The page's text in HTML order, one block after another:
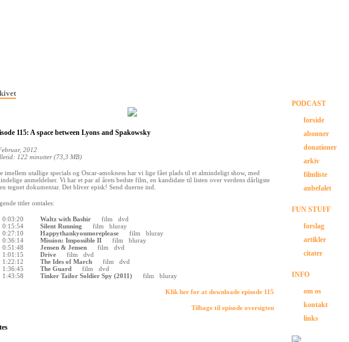
PODCAST
forside
abonner
donationer
arkiv
filmliste
anbefalet
FUN STUFF
forslag
artikler
citater
INFO
om os
kontakt
links
115: A space between Lyons and Spakowsky
2012
122 minutter (73,3 MB)
imellem utallige specials og Oscar-amokness har vi lige fået plads til et almindeligt show, med
anmeldelser. Vi har et par af årets bedste film, en kandidate til listen over verdens dårligste
tegnet dokumentar. Det bliver episk! Send duerne ind.
titler omtales:
0:03:20 Waltz with Bashir film
dvd
0:15:54
Silent Running film
bluray
0:27:10
Happythankyoumoreplease film
bluray
0:36:14
Mission: Impossible II film
bluray
0:51:48
Jensen & Jensen film
dvd
1:01:15
Drive film
dvd
1:22:12
The Ides of March film
dvd
1:36:45
The Guard film
dvd
1:43:58
Tinker Tailor Soldier Spy (2011) film bluray
Klik her for at downloade episode 115
Tilbage til episode oversigten